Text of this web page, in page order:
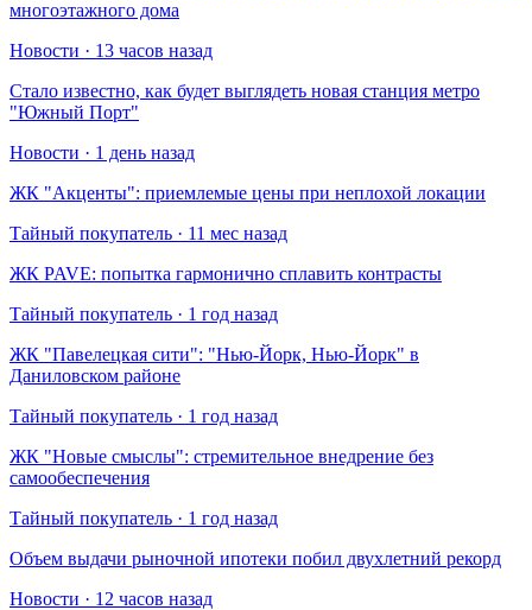
многоэтажного дома
Новости · 13 часов назад
Стало известно, как будет выглядеть новая станция метро
"Южный Порт"
Новости · 1 день назад
​ЖК "Акценты": приемлемые цены при неплохой локации
Тайный покупатель · 11 мес назад
​ЖК PAVE: попытка гармонично сплавить контрасты
Тайный покупатель · 1 год назад
​ЖК "Павелецкая сити": "Нью-Йорк, Нью-Йорк" в
Даниловском районе
Тайный покупатель · 1 год назад
​ЖК "Новые смыслы": стремительное внедрение без
самообеспечения
Тайный покупатель · 1 год назад
Объем выдачи рыночной ипотеки побил двухлетний рекорд
Новости · 12 часов назад